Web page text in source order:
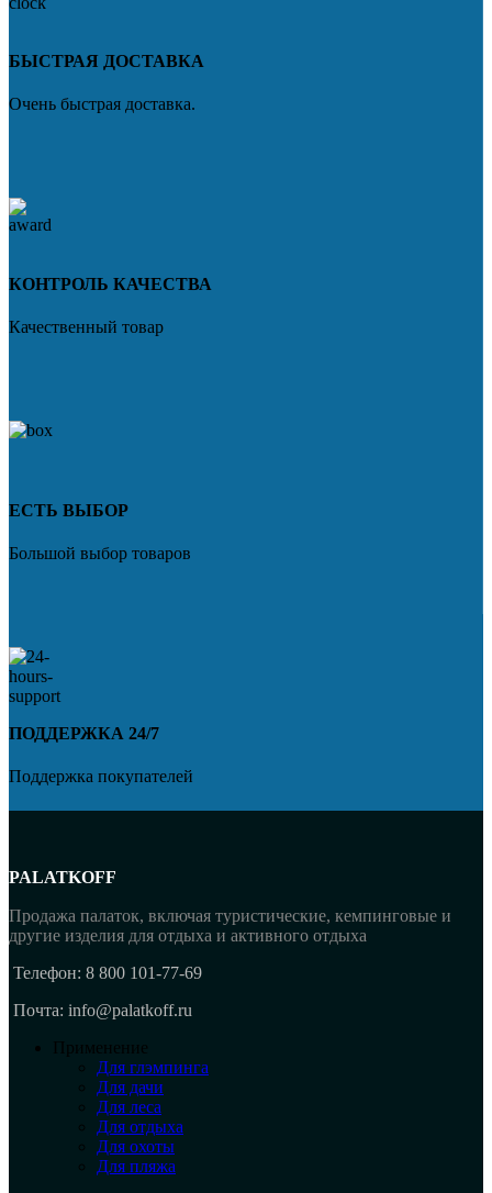
БЫСТРАЯ ДОСТАВКА
Очень быстрая доставка.
КОНТРОЛЬ КАЧЕСТВА
Качественный товар
ЕСТЬ ВЫБОР
Большой выбор товаров
ПОДДЕРЖКА 24/7
Поддержка покупателей
PALATKOFF
Продажа палаток, включая туристические, кемпинговые и
другие изделия для отдыха и активного отдыха
Телефон: 8 800 101-77-69
Почта: info@palatkoff.ru
Применение
Для глэмпинга
Для дачи
Для леса
Для отдыха
Для охоты
Для пляжа